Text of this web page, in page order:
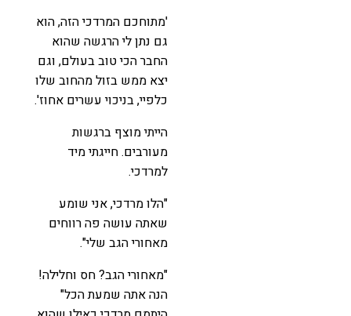
'מתוחכם המרדכי הזה, הוא
גם נתן לי הרגשה שהוא
החבר הכי טוב בעולם, וגם
יצא ממש בזול מהחוב שלו
כלפיי, בניכוי עשרים אחוז'.
הייתי מוצף ברגשות
מעורבים. חייגתי מיד
למרדכי.
"הלו מרדכי, אני שומע
שאתה עושה פה רווחים
מאחורי הגב שלי".
"מאחורי הגב? חס וחלילה!
הנה אתה שמעת הכל"